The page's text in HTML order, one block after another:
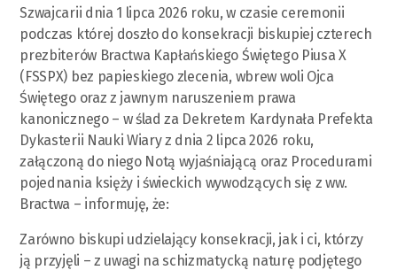
Szwajcarii dnia 1 lipca 2026 roku, w czasie ceremonii
podczas której doszło do konsekracji biskupiej czterech
prezbiterów Bractwa Kapłańskiego Świętego Piusa X
(FSSPX) bez papieskiego zlecenia, wbrew woli Ojca
Świętego oraz z jawnym naruszeniem prawa
kanonicznego – w ślad za Dekretem Kardynała Prefekta
Dykasterii Nauki Wiary z dnia 2 lipca 2026 roku,
załączoną do niego Notą wyjaśniającą oraz Procedurami
pojednania księży i świeckich wywodzących się z ww.
Bractwa – informuję, że:
Zarówno biskupi udzielający konsekracji, jak i ci, którzy
ją przyjęli – z uwagi na schizmatycką naturę podjętego